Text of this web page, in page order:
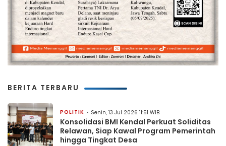
BERITA TERBARU
POLITIK Senin, 13 Jul 2026 11:51 WIB
Konsolidasi BMI Kendal Perkuat Soliditas
Relawan, Siap Kawal Program Pemerintah
hingga Tingkat Desa